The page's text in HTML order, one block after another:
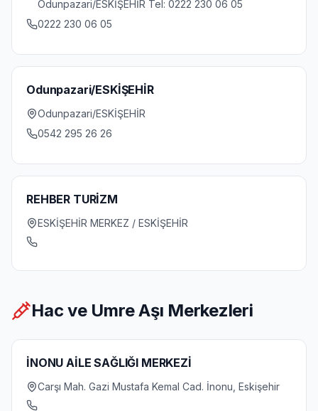
Odunpazari/ESKİŞEHİR Tel: 0222 230 06 05
0222 230 06 05
Odunpazari/ESKİŞEHİR
Odunpazari/ESKİŞEHİR
0542 295 26 26
REHBER TURİZM
ESKİŞEHİR MERKEZ / ESKİŞEHİR
Hac ve Umre Aşı Merkezleri
İNONU AİLE SAĞLIĞI MERKEZİ
Carşı Mah. Gazi Mustafa Kemal Cad. İnonu, Eskişehir